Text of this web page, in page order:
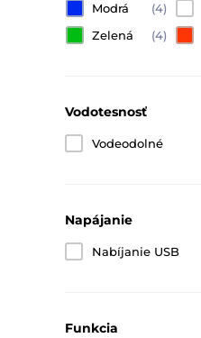
Modrá
(4)
Zelená
(4)
Vodotesnosť
Vodeodolné
Napájanie
Nabíjanie USB
Funkcia